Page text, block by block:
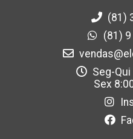
(81)
(81)
Seg-
Sex